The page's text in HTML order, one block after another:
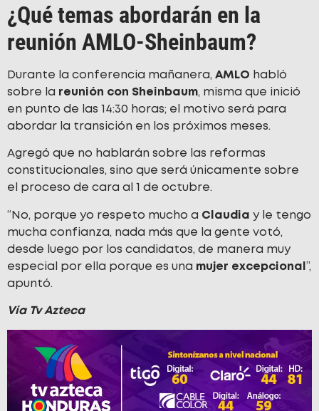
¿Qué temas abordarán en la
reunión AMLO-Sheinbaum?
Durante la conferencia mañanera, AMLO habló
sobre la reunión con Sheinbaum, misma que inició
en punto de las 14:30 horas; el motivo será para
abordar la transición en los próximos meses.
Agregó que no hablarán sobre las reformas
constitucionales, sino que será únicamente sobre
el proceso de cara al 1 de octubre.
“No, porque yo respeto mucho a Claudia y le tengo
mucha confianza, nada más que la gente votó,
desde luego por los candidatos, de manera muy
especial por ella porque es una mujer excepcional ”,
apuntó.
Vía Tv Azteca